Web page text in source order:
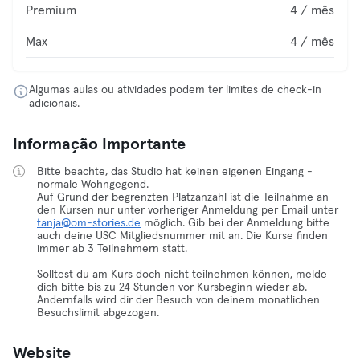
Premium 4 / mês
Max 4 / mês
Algumas aulas ou atividades podem ter limites de check-in
adicionais.
Informação Importante
Bitte beachte, das Studio hat keinen eigenen Eingang -
normale Wohngegend.
Auf Grund der begrenzten Platzanzahl ist die Teilnahme an
den Kursen nur unter vorheriger Anmeldung per Email unter
tanja@om-stories.de möglich. Gib bei der Anmeldung bitte
auch deine USC Mitgliedsnummer mit an. Die Kurse finden
immer ab 3 Teilnehmern statt.
Solltest du am Kurs doch nicht teilnehmen können, melde
dich bitte bis zu 24 Stunden vor Kursbeginn wieder ab.
Andernfalls wird dir der Besuch von deinem monatlichen
Besuchslimit abgezogen.
Website